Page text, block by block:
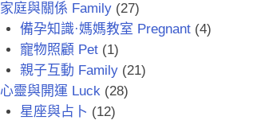
家庭與關係 Family(27)
備孕知識·媽媽教室 Pregnant (4)
寵物照顧 Pet (1)
親子互動 Family (21)
心靈與開運 Luck(28)
星座與占卜 (12)